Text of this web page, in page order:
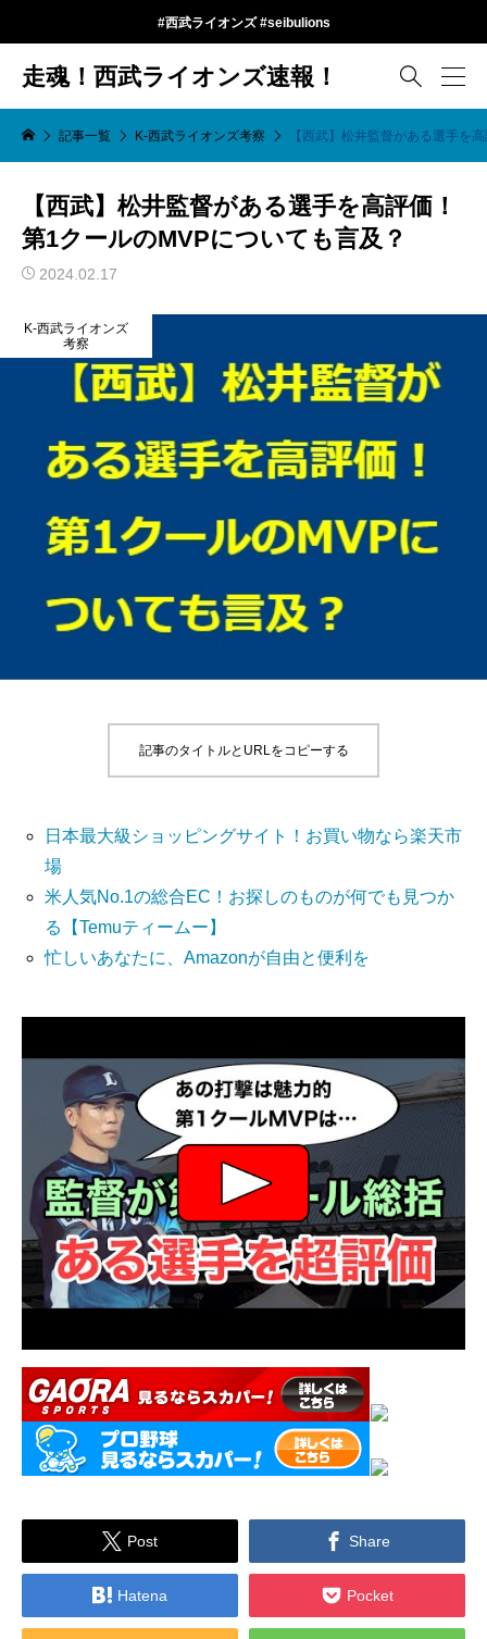
#西武ライオンズ #seibulions
走魂！西武ライオンズ速報！ 
記事一覧 K-西武ライオンズ考察 【西武】松井監督がある選手を
【西武】松井監督がある選手を高評価！
第1クールのMVPについても言及？
2024.02.17
K-西武ライオンズ
考察
記事のタイトルとURLをコピーする
日本最大級ショッピングサイト！お買い物なら楽天市
場
米人気No.1の総合EC！お探しのものが何でも見つか
る【Temuティームー】
忙しいあなたに、Amazonが自由と便利を
 Post  Share
 Hatena  Pocket